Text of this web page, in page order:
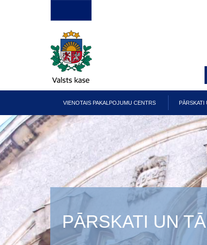
Galvenā
izvēlne
VIENOTAIS PAKALPOJUMU CENTRS PĀRSKATI
PĀRSKATI UN